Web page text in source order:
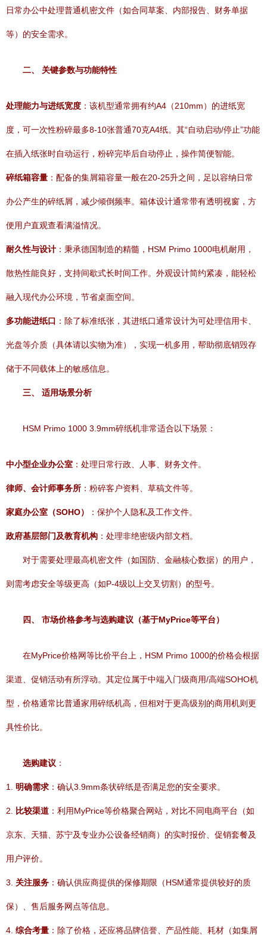
日常办公中处理普通机密文件（如合同草案、内部报告、财务单据
等）的安全需求。
二、 关键参数与功能特性
处理能力与进纸宽度 ：该机型通常拥有约A4（210mm）的进纸宽
度，可一次性粉碎最多8-10张普通70克A4纸。其“自动启动/停止”功能
在插入纸张时自动运行，粉碎完毕后自动停止，操作简便智能。
碎纸箱容量 ：配备的集屑箱容量一般在20-25升之间，足以容纳日常
办公产生的碎纸屑，减少倾倒频率。箱体设计通常带有透明视窗，方
便用户直观查看满溢情况。
耐久性与设计 ：秉承德国制造的精髓，HSM Primo 1000电机耐用，
散热性能良好，支持间歇式长时间工作。外观设计简约紧凑，能轻松
融入现代办公环境，节省桌面空间。
多功能进纸口 ：除了标准纸张，其进纸口通常设计为可处理信用卡、
光盘等介质（具体请以实物为准），实现一机多用，帮助彻底销毁存
储于不同载体上的敏感信息。
三、 适用场景分析
HSM Primo 1000 3.9mm碎纸机非常适合以下场景：
中小型企业办公室 ：处理日常行政、人事、财务文件。
律师、会计师事务所 ：粉碎客户资料、草稿文件等。
家庭办公室（SOHO） ：保护个人隐私及工作文件。
政府基层部门及教育机构 ：处理非绝密级内部文档。
对于需要处理最高机密文件（如国防、金融核心数据）的用户，
则需考虑安全等级更高（如P-4级以上交叉切割）的型号。
四、 市场价格参考与选购建议（基于MyPrice等平台）
在MyPrice价格网等比价平台上，HSM Primo 1000的价格会根据
渠道、促销活动有所浮动。其定位属于中端入门级商用/高端SOHO机
型，价格通常比普通家用碎纸机高，但相对于更高级别的商用机则更
具性价比。
选购建议 ：
1. 明确需求 ：确认3.9mm条状碎纸是否满足您的安全要求。
2. 比较渠道 ：利用MyPrice等价格聚合网站，对比不同电商平台（如
京东、天猫、苏宁及专业办公设备经销商）的实时报价、促销套餐及
用户评价。
3. 关注服务 ：确认供应商提供的保修期限（HSM通常提供较好的质
保）、售后服务网点等信息。
4. 综合考量 ：除了价格，还应将品牌信誉、产品性能、耗材（如集屑